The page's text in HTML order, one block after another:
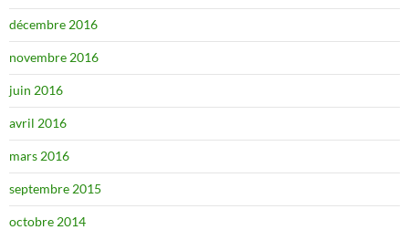
décembre 2016
novembre 2016
juin 2016
avril 2016
mars 2016
septembre 2015
octobre 2014